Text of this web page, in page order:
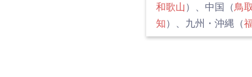
和歌山）、中国（鳥取
知）、九州・沖縄（